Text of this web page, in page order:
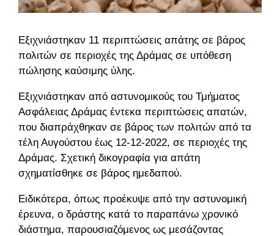
Εξιχνιάστηκαν 11 περιπτώσεις απάτης σε βάρος
πολιτών σε περιοχές της Δράμας σε υπόθεση
πώλησης καύσιμης ύλης.
Εξιχνιάστηκαν από αστυνομικούς του Τμήματος
Ασφάλειας Δράμας έντεκα περιπτώσεις απατών,
που διαπράχθηκαν σε βάρος των πολιτών από τα
τέλη Αυγούστου έως 12-12-2022, σε περιοχές της
Δράμας. Σχετική δικογραφία για απάτη
σχηματίσθηκε σε βάρος ημεδαπού.
Ειδικότερα, όπως προέκυψε από την αστυνομική
έρευνα, ο δράστης κατά το παραπάνω χρονικό
διάστημα, παρουσιαζόμενος ως μεσάζοντας